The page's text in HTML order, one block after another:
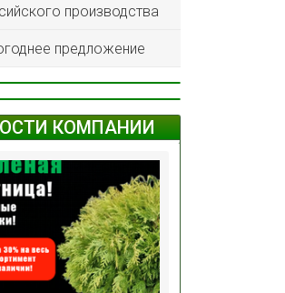
производства
предложение
КОМПАНИИ